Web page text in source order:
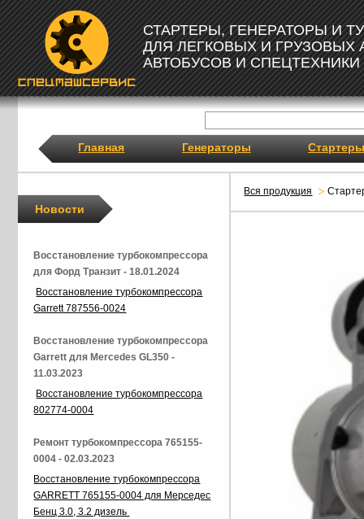
СТАРТЕРЫ, ГЕНЕРАТОРЫ И
ДЛЯ ЛЕГКОВЫХ И ГРУЗОВЫХ
АВТОБУСОВ И СПЕЦТЕХНИКИ
Главная Генераторы Стартеры
Вся продукция
Новости
Восстановление турбокомпрессора
для Форд Транзит - 18.01.2024
Восстановление турбокомпрессора
Garrett 787556-0024
Восстановление турбокомпрессора
Garrett для Mercedes GL350 -
11.03.2023
Восстановление турбокомпрессора
802774-0004
Ремонт турбокомпрессора 765155-
0004 - 02.03.2023
Восстановление турбокомпрессора
GARRETT 765155-0004 для Мерседес
Бенц 3.0, 3.2 дизель